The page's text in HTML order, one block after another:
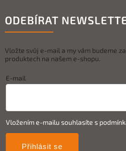
ODEBÍRAT
Vložte svůj e-mail a my vám budeme
produktech na našem e-shopu.
E-mail
Vložením e-mailu souhlasíte s
Přihlásit se